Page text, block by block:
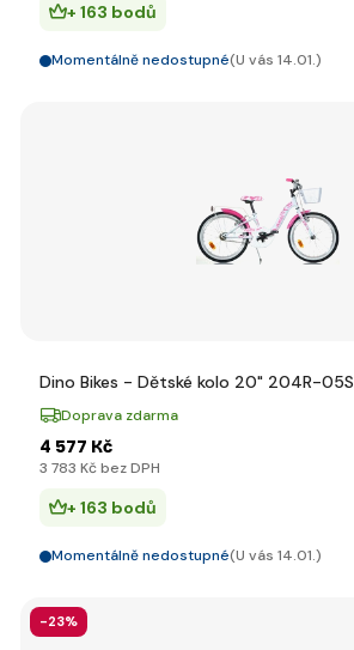
+ 163 bodů
Momentálně nedostupné(U vás 14.01.)
Dino Bikes - Dětské kolo 20" 204R-
Doprava zdarma
4 577 Kč
3 783 Kč bez DPH
+ 163 bodů
Momentálně nedostupné(U vás 14.01.)
-23%